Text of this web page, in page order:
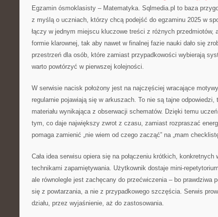
Egzamin ósmoklasisty – Matematyka. Sqlmedia.pl to baza
z myślą o uczniach, którzy chcą podejść do egzaminu 2025 w
łączy w jednym miejscu kluczowe treści z różnych przedmiotów,
formie klarownej, tak aby nawet w finalnej fazie nauki dało się
przestrzeń dla osób, które zamiast przypadkowości wybierają
warto powtórzyć w pierwszej kolejności.
W serwisie nacisk położony jest na najczęściej wracające
regularnie pojawiają się w arkuszach. To nie są tajne odpowiedzi,
materiału wynikająca z obserwacji schematów. Dzięki temu
tym, co daje największy zwrot z czasu, zamiast rozpraszać
pomaga zamienić „nie wiem od czego zacząć” na „mam
Cała idea serwisu opiera się na połączeniu krótkich,
technikami zapamiętywania. Użytkownik dostaje mini-
ale równolegle jest zachęcany do przećwiczenia – bo prawdziwa
się z powtarzania, a nie z przypadkowego szczęścia. Serwis
działu, przez wyjaśnienie, aż do zastosowania.